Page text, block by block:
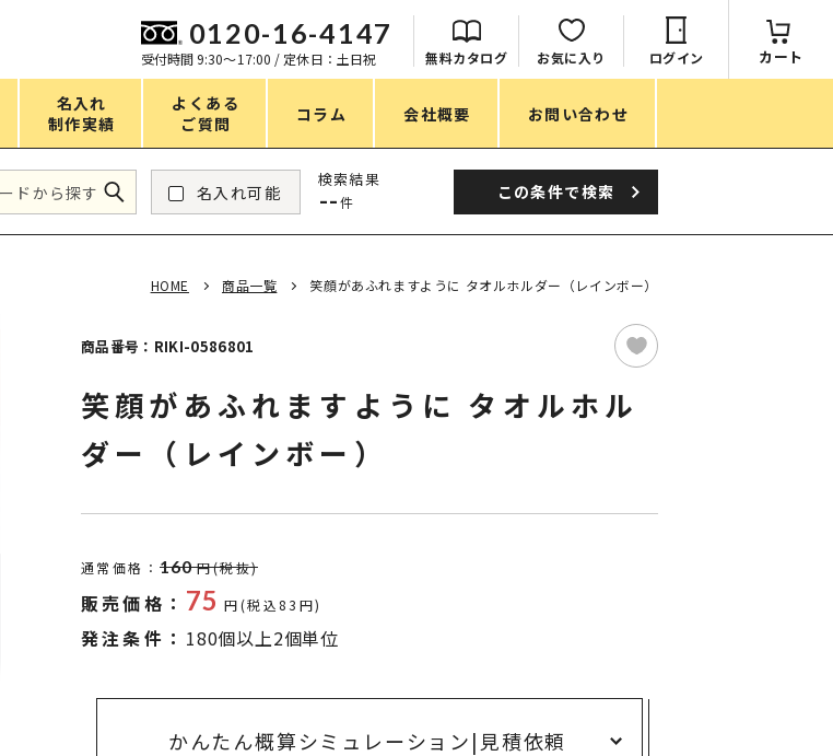
0120-16-4147
受付時間 9:30〜17:00 / 定休日：土日祝 無料カタログ お気に入り ログイン カート
名入れ
制作実績
よくある
ご質問
コラム 会社概要 お問い合わせ
価格
151～200円
251～300円
301～400円
1,000～2,000円
2,000～3,000円
5,000円～
目的・シーン
展示会・イベント特集
安全大会ノベルティ・記念品特集
名入れ可能
検索結果
-- 件 この条件で検索
HOME 商品一覧 笑顔があふれますように タオルホルダー（レインボー）
商品番号：RIKI-0586801
笑顔があふれますように タオルホル
ダー（レインボー）
通常価格： 160 円(税抜)
販売価格： 75 円(税込83円)
発注条件： 180個以上2個単位
かんたん概算シミュレーション| 見積依頼